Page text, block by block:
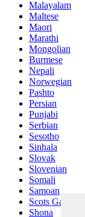
Malayalam
Maltese
Maori
Marathi
Mongolian
Burmese
Nepali
Norwegian
Pashto
Persian
Punjabi
Serbian
Sesotho
Sinhala
Slovak
Slovenian
Somali
Samoan
Scots Gaelic
Shona